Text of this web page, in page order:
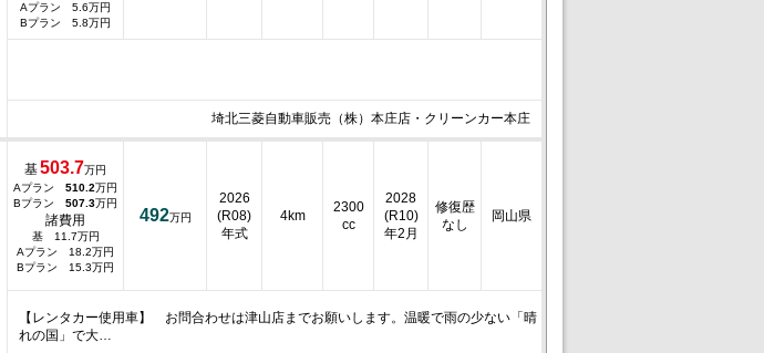
Aプラン 5.6万円
Bプラン 5.8万円
埼北三菱自動車販売（株）本庄店・クリーンカー本庄
基503.7万円
Aプラン 510.2万円
Bプラン 507.3万円
諸費用
基 11.7万円
Aプラン 18.2万円
Bプラン 15.3万円
492万円
2026
(R08)
年式
4km
2300
cc
2028
(R10)
年2月
修復歴
なし
岡山県
【レンタカー使用車】 お問合わせは津山店までお願いします。温暖で雨の少ない「晴
れの国」で大…